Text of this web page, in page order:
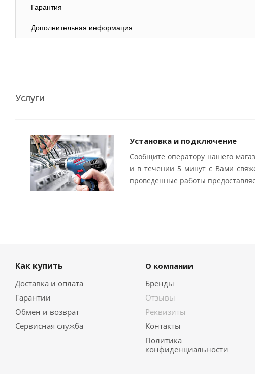
Гарантия
Дополнительная информация
Услуги
Установка и подключение
Сообщите оператору нашего
и в течении 5 минут с Вами
проведенные работы
Как купить
Доставка и оплата
Гарантии
Обмен и возврат
Сервисная служба
О компании
Бренды
Отзывы
Реквизиты
Контакты
Политика
конфиденциальности